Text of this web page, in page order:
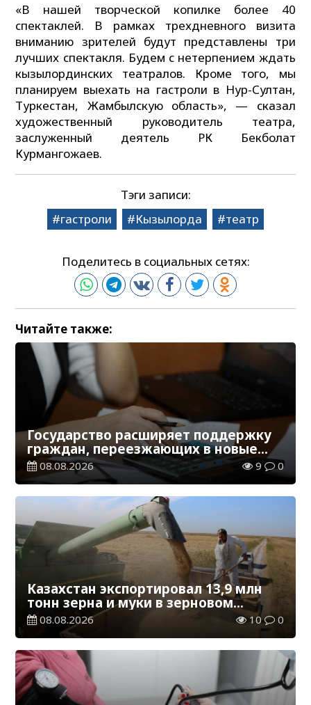
«В нашей творческой копилке более 40
спектаклей. В рамках трехдневного визита
вниманию зрителей будут представлены три
лучших спектакля. Будем с нетерпением ждать
кызылординских театралов. Кроме того, мы
планируем выехать на гастроли в Нур-Султан,
Туркестан, Жамбылскую область», — сказал
художественный руководитель театра,
заслуженный деятель РК Бекболат
Курмангожаев.
Тэги записи:
гастроли
Кызылорда театр
Поделитесь в социальных сетях:
Читайте также:
Государство расширяет поддержку
граждан, переезжающих в новые
регионы для работы
08.08.2026 9 0
Казахстан экспортировал 13,9 млн
тонн зерна и муки в зерновом
эквиваленте
08.08.2026 10 0